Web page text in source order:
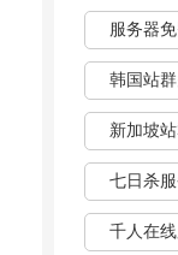
服务器
韩国站
新加坡
七日杀
千人在